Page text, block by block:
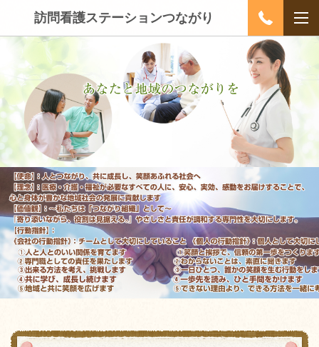
訪問看護ステーションつながり